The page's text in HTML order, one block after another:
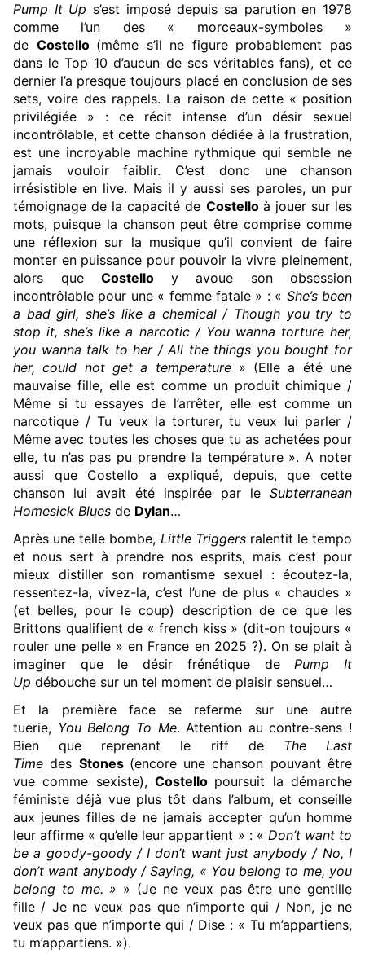
Pump It Up s’est imposé depuis sa parution en 1978
comme l’un des « morceaux-symboles »
de Costello (même s’il ne figure probablement pas
dans le Top 10 d’aucun de ses véritables fans), et ce
dernier l’a presque toujours placé en conclusion de ses
sets, voire des rappels. La raison de cette « position
privilégiée » : ce récit intense d’un désir sexuel
incontrôlable, et cette chanson dédiée à la frustration,
est une incroyable machine rythmique qui semble ne
jamais vouloir faiblir. C’est donc une chanson
irrésistible en live. Mais il y aussi ses paroles, un pur
témoignage de la capacité de Costello à jouer sur les
mots, puisque la chanson peut être comprise comme
une réflexion sur la musique qu’il convient de faire
monter en puissance pour pouvoir la vivre pleinement,
alors que
Costello
y avoue son obsession
incontrôlable pour une « femme fatale » : « She’s been
a bad girl, she’s like a chemical / Though you try to
stop it, she’s like a narcotic / You wanna torture her,
you wanna talk to her / All the things you bought for
her, could not get a temperature » (Elle a été une
mauvaise fille, elle est comme un produit chimique /
Même si tu essayes de l’arrêter, elle est comme un
narcotique / Tu veux la torturer, tu veux lui parler /
Même avec toutes les choses que tu as achetées pour
elle, tu n’as pas pu prendre la température ». A noter
aussi que Costello a expliqué, depuis, que cette
chanson lui avait été inspirée par le Subterranean
Homesick Blues de Dylan…
Après une telle bombe, Little Triggers ralentit le tempo
et nous sert à prendre nos esprits, mais c’est pour
mieux distiller son romantisme sexuel : écoutez-la,
ressentez-la, vivez-la, c’est l’une de plus « chaudes »
(et belles, pour le coup) description de ce que les
Brittons qualifient de « french kiss » (dit-on toujours «
rouler une pelle » en France en 2025 ?). On se plait à
imaginer que le désir frénétique de
Pump It
Up débouche sur un tel moment de plaisir sensuel…
Et la première face se referme sur une autre
tuerie, You Belong To Me. Attention au contre-sens !
Bien que reprenant le riff de
The Last
Time des Stones (encore une chanson pouvant être
vue comme sexiste), Costello poursuit la démarche
féministe déjà vue plus tôt dans l’album, et conseille
aux jeunes filles de ne jamais accepter qu’un homme
leur affirme « qu’elle leur appartient » : « Don’t want to
be a goody-goody / I don’t want just anybody / No, I
don’t want anybody / Saying, « You belong to me, you
belong to me. » » (Je ne veux pas être une gentille
fille / Je ne veux pas que n’importe qui / Non, je ne
veux pas que n’importe qui / Dise : « Tu m’appartiens,
tu m’appartiens. »).